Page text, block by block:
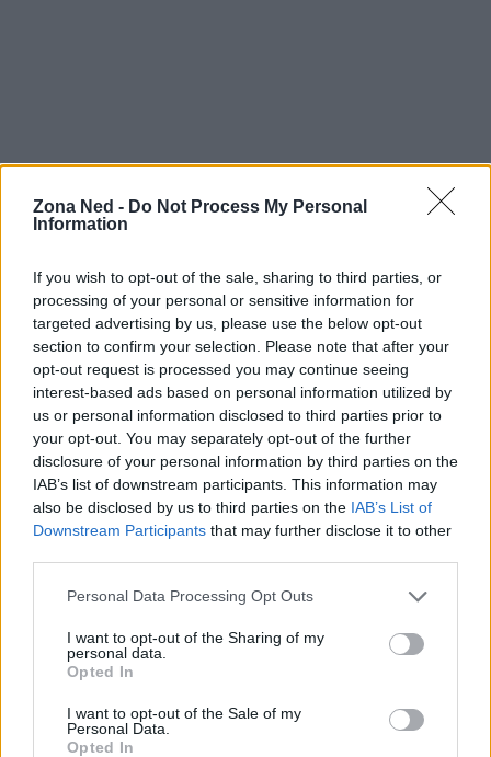
Zona Ned - Do Not Process My Personal
Information
If you wish to opt-out of the sale, sharing to third parties, or
processing of your personal or sensitive information for
targeted advertising by us, please use the below opt-out
section to confirm your selection. Please note that after your
opt-out request is processed you may continue seeing
interest-based ads based on personal information utilized by
us or personal information disclosed to third parties prior to
your opt-out. You may separately opt-out of the further
disclosure of your personal information by third parties on the
IAB’s list of downstream participants. This information may
also be disclosed by us to third parties on the IAB’s List of
Downstream Participants that may further disclose it to other
Please note that this website/app uses one or more Google
not limited to your visit or usage behaviour. You may click to
grant or deny consent to Google and its third-party tags to
use your data for below specified purposes in below Google
consent section.
Personal Data Processing Opt Outs
I want to opt-out of the Sharing of my
personal data.
Opted In
I want to opt-out of the Sale of my
Personal Data.
Opted In
AUTORE
Staff